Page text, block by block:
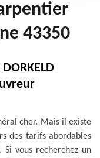
43350
cher. Mais il existe
des tarifs abordables
vous recherchez un